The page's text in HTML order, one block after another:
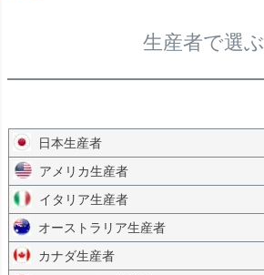
生産者で選ぶ
日本生産者
アメリカ生産者
イタリア生産者
オーストラリア生産者
カナダ生産者